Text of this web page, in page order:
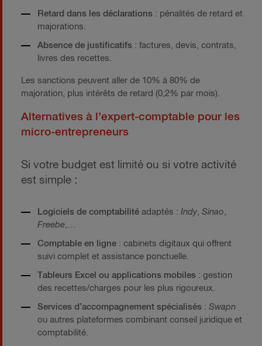
Retard dans les déclarations : pénalités de retard et
majorations.
Absence de justificatifs : factures, devis, contrats,
livres des recettes.
Les sanctions peuvent aller de 10% à 80% de
majoration, plus intérêts de retard (0,2% par mois).
Alternatives à l’expert-comptable pour les
micro-entrepreneurs
Si votre budget est limité ou si votre activité
est simple :
Logiciels de comptabilité adaptés : Indy, Sinao,
Freebe,…
Comptable en ligne : cabinets digitaux qui offrent
suivi complet et assistance ponctuelle.
Tableurs Excel ou applications mobiles : gestion
des recettes/charges pour les plus rigoureux.
Services d’accompagnement spécialisés : Swapn
ou autres plateformes combinant conseil juridique et
comptabilité.